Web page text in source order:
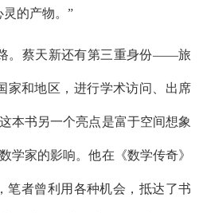
的产物。”
。蔡天新还有第三重身份——旅
家和地区，进行学术访问、出席
本书另一个亮点是富于空间想象
学家的影响。他在《数学传奇》
笔者曾利用各种机会，抵达了书